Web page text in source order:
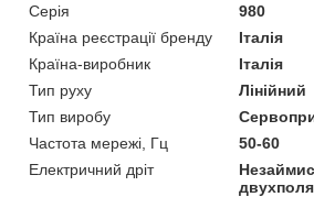
Серія
980
Країна реєстрації бренду
Італія
Країна-виробник
Італія
Тип руху
Лінійний
Тип виробу
Частота мережі, Гц
50-60
Електричний дріт